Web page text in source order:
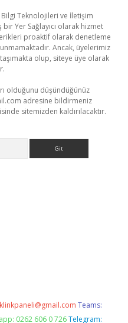
Bilgi Teknolojileri ve İletişim
Yer Sağlayıcı olarak hizmet
proaktif olarak denetleme
Ancak, üyelerimiz
olup, siteye üye olarak
olduğunu düşündüğünüz
adresine bildirmeniz
sitemizden kaldırılacaktır.
Teams:
0262 606 0 726 Telegram: